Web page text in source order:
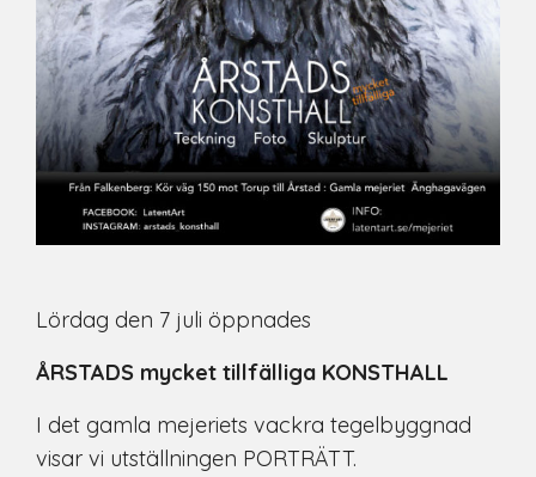
Lördag den 7 juli öppnades
ÅRSTADS mycket tillfälliga KONSTHALL
I det gamla mejeriets vackra tegelbyggnad
visar vi utställningen PORTRÄTT.